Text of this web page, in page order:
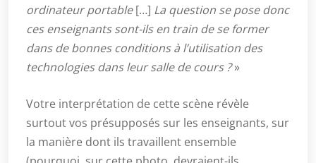
ordinateur portable[…] La question se pose donc
ces enseignants sont-ils en train de se former
dans de bonnes conditions à l’utilisation des
technologies dans leur salle de cours ?»
Votre interprétation de cette scène révèle
surtout vos présupposés sur les enseignants, sur
la manière dont ils travaillent ensemble